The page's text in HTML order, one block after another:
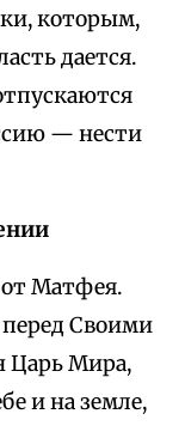
которым,
дается.
— нести
от Матфея.
Своими
Царь Мира,
и на земле,